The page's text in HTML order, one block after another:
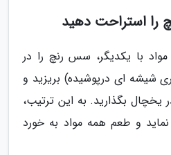
استراحت دهید
با یکدیگر، سس رنچ را در
شیشه ای درپوشیده) بریزید و
2 ساعت در یخچال بگذارید. به این ترتیب،
و طعم همه مواد به خورد